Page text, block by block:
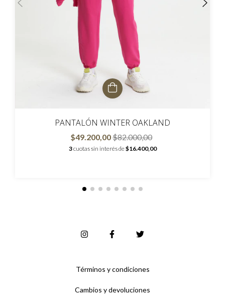
PANTALÓN WINTER OAKLAND
$49.200,00$82.000,00
3cuotas sin interés de$16.400,00
Términos y condiciones
Cambios y devoluciones